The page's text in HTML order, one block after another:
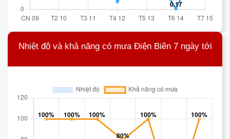
Nhiệt độ và khả năng có mưa Điện Biên 7 ngày tới